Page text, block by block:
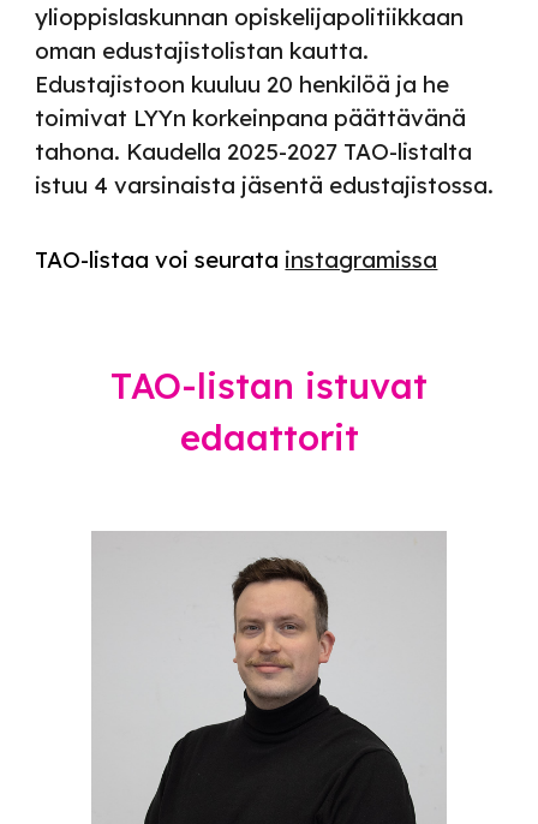
ylioppislaskunnan opiskelijapolitiikkaan
oman edustajistolistan kautta.
Edustajistoon kuuluu 20 henkilöä ja he
toimivat LYYn korkeinpana päättävänä
tahona. Kaudella 2025-2027 TAO-listalta
istuu 4 varsinaista jäsentä edustajistossa.
TAO-listaa voi seurata instagramissa
TAO-listan istuvat
edaattorit